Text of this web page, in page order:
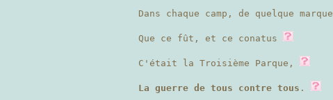
Dans chaque camp, de quelque marque
Que ce fût, et ce conatus
C'était la Troisième Parque,
La guerre de tous contre tous .